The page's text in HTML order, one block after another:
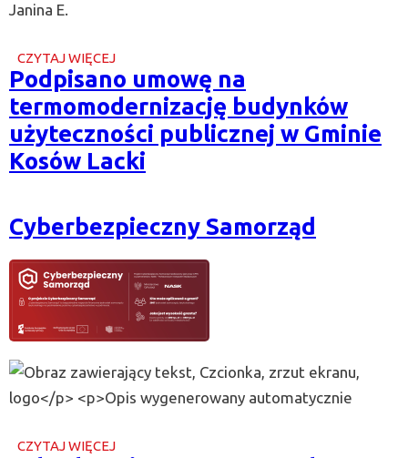
Janina E.
CZYTAJ WIĘCEJ
O
PODPISANO
UMOWĘ
NA
TERMOMODERNIZACJĘ
BUDYNKÓW
UŻYTECZNOŚCI
PUBLICZNEJ
KOSÓW
LACKI
Podpisano umowę na
termomodernizację budynków
użyteczności publicznej w Gminie
Kosów Lacki
Cyberbezpieczny Samorząd
CZYTAJ WIĘCEJ
O